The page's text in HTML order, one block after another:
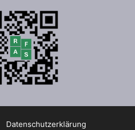
Datenschutzerklärung